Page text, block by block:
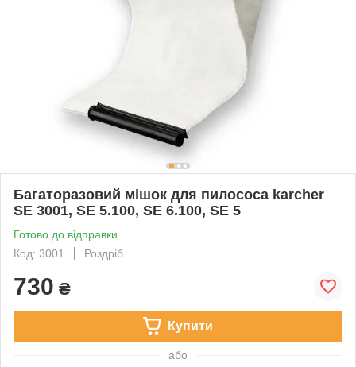
Багаторазовий мішок для пилососа karcher
SE 3001, SE 5.100, SE 6.100, SE 5
Готово до відправки
Код: 3001
Роздріб
730 ₴
Купити
або